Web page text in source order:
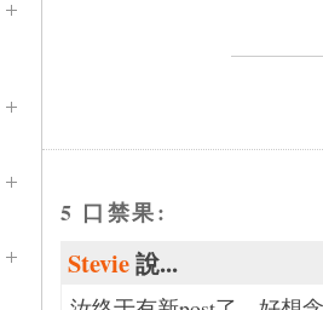
5 口禁果:
Stevie說...